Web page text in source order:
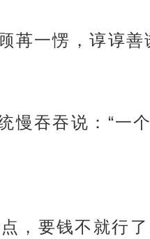
苒一愣，谆谆
慢吞吞说：“一
，要钱不就行了